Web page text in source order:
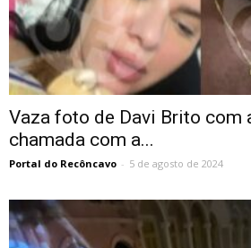
Vaza foto de Davi Brito com
chamada com a...
Portal do Recôncavo - 5 de agosto de 2024